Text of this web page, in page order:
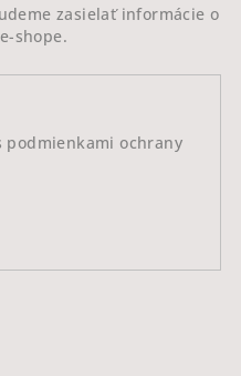
zasielať informácie o
shope.
podmienkami ochrany